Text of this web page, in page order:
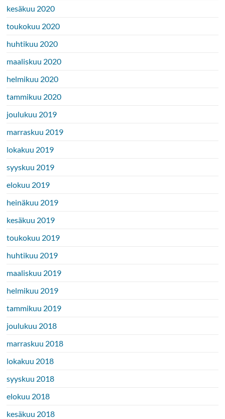
kesäkuu 2020
toukokuu 2020
huhtikuu 2020
maaliskuu 2020
helmikuu 2020
tammikuu 2020
joulukuu 2019
marraskuu 2019
lokakuu 2019
syyskuu 2019
elokuu 2019
heinäkuu 2019
kesäkuu 2019
toukokuu 2019
huhtikuu 2019
maaliskuu 2019
helmikuu 2019
tammikuu 2019
joulukuu 2018
marraskuu 2018
lokakuu 2018
syyskuu 2018
elokuu 2018
kesäkuu 2018